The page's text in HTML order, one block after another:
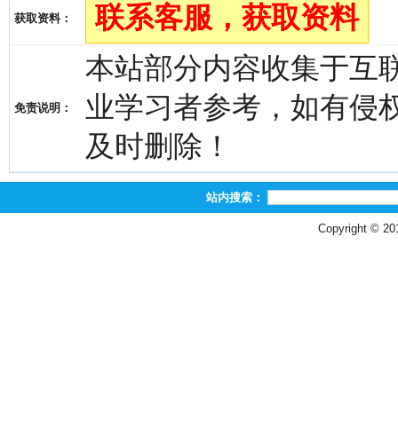
获取资料： 联系客服，获取资料
免责说明：
本站部分内容收集于互
业学习者参考，如有侵
及时删除！
站内搜索：
Copyright ©